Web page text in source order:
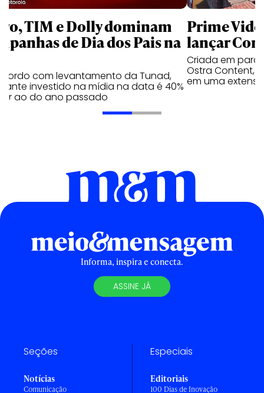
TIM e Dolly dominam
de Dia dos Pais na
com levantamento da Tunad,
investido na mídia na data é 40%
ao do ano passado
Prime
lançar
Criada em
Ostra Content,
em uma
Informa, inspira e conecta.
ASSINE JÁ
Seções
Notícias
Comunicação
Especiais
Editoriais
100 Dias de Inovação